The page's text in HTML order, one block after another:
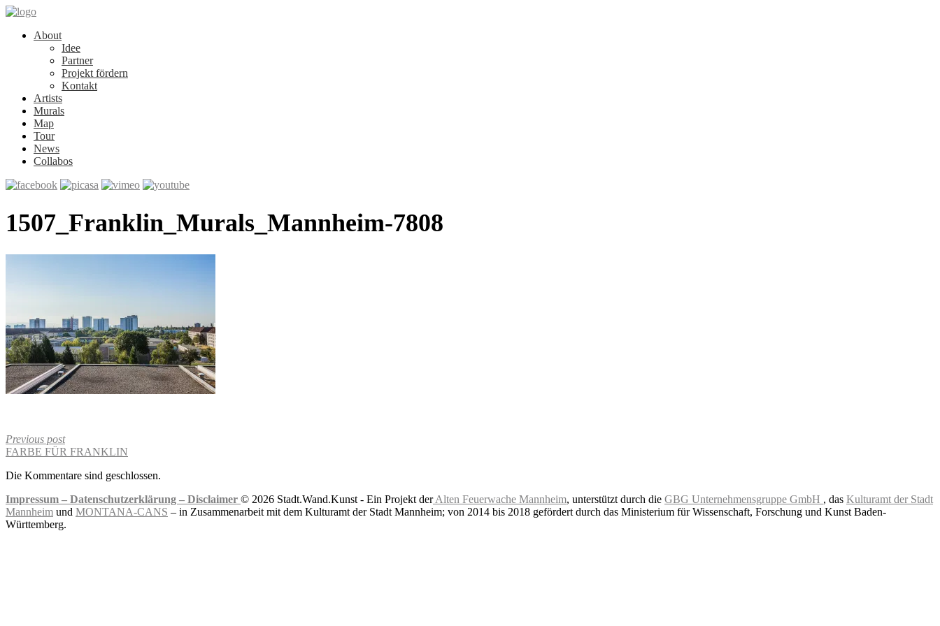
About
Idee
Partner
Projekt fördern
Kontakt
Artists
Murals
Map
Tour
News
Collabos
1507_Franklin_Murals_Mannheim-7808
Previous post
FARBE FÜR FRANKLIN
Die Kommentare sind geschlossen.
Impressum – Datenschutzerklärung – Disclaimer © 2026 Stadt.Wand.Kunst - Ein Projekt derAlten Feuerwache Mannheim, unterstützt durch die GBG Unternehmensgruppe GmbH , das Kulturamt der Stadt
Mannheim und MONTANA-CANS – in Zusammenarbeit mit dem Kulturamt der Stadt Mannheim; von 2014 bis 2018 gefördert durch das Ministerium für Wissenschaft, Forschung und Kunst Baden-
Württemberg.